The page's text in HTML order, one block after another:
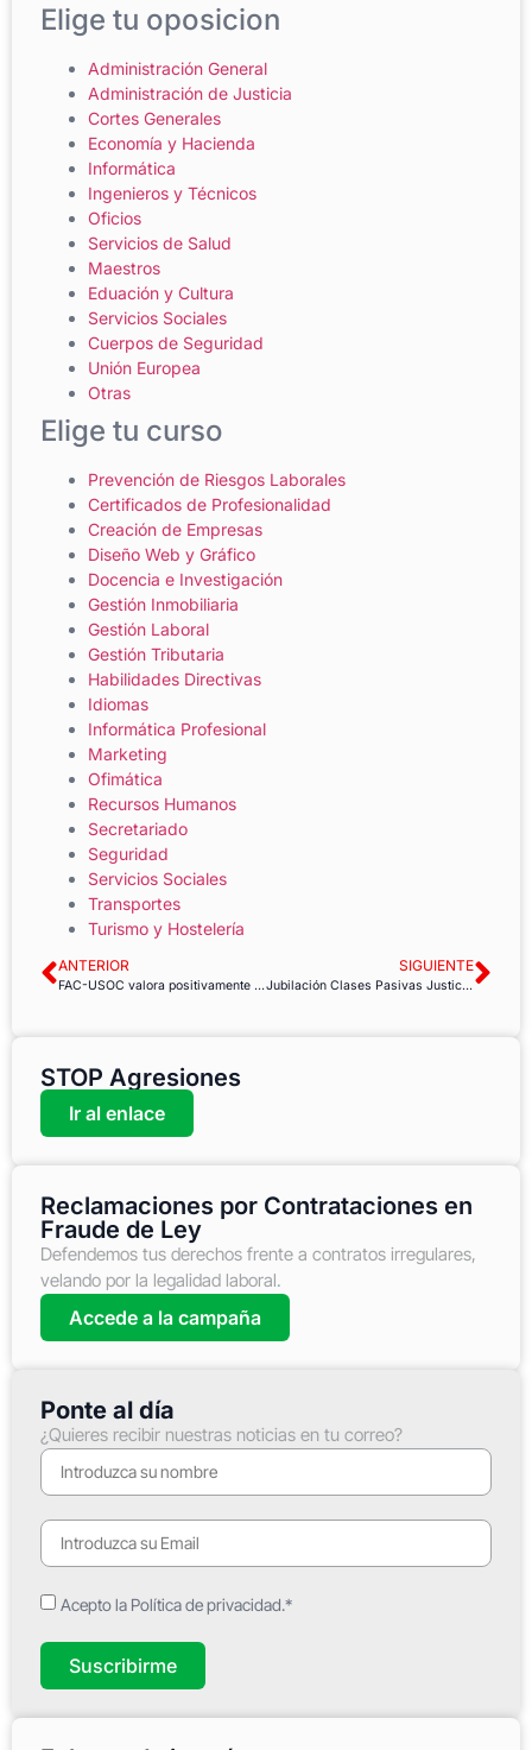
Elige tu oposicion
Administración General
Administración de Justicia
Cortes Generales
Economía y Hacienda
Informática
Ingenieros y Técnicos
Oficios
Servicios de Salud
Maestros
Eduación y Cultura
Servicios Sociales
Cuerpos de Seguridad
Unión Europea
Otras
Elige tu curso
Prevención de Riesgos Laborales
Certificados de Profesionalidad
Creación de Empresas
Diseño Web y Gráfico
Docencia e Investigación
Gestión Inmobiliaria
Gestión Laboral
Gestión Tributaria
Habilidades Directivas
Idiomas
Informática Profesional
Marketing
Ofimática
Recursos Humanos
Secretariado
Seguridad
Servicios Sociales
Transportes
Turismo y Hostelería
ANTERIOR
FAC-USOC valora positivamente la jornada de movilizaciones de la sanidad catalana del 10M
SIGUIENTE
Jubilación Clases Pasivas Justicia: Periodos no cotizados a la Seguridad Social
STOP Agresiones
Ir al enlace
Reclamaciones por Contrataciones en
Fraude de Ley
Defendemos tus derechos frente a contratos irregulares,
velando por la legalidad laboral.
Accede a la campaña
Ponte al día
¿Quieres recibir nuestras noticias en tu correo?
Acepto la Política de privacidad.*
Suscribirme